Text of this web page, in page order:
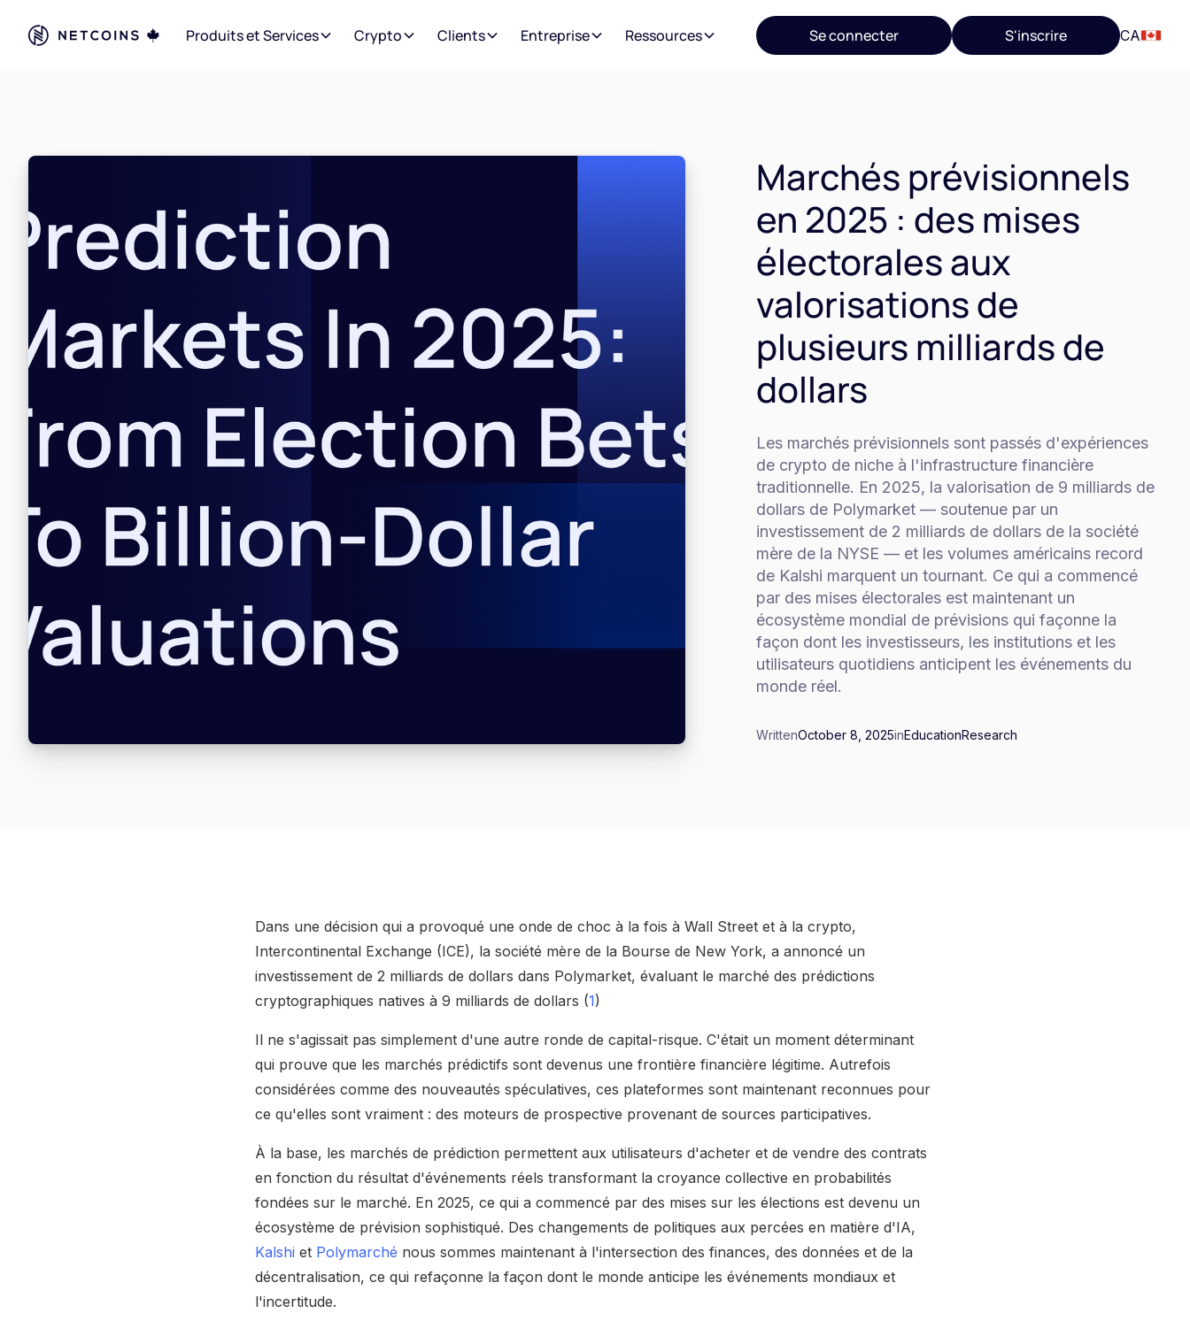
Produits et Services Crypto Clients Entreprise Ressources Se connecter S'inscrire CA
Marchés prévisionnels
en 2025 : des mises
électorales aux
valorisations de
plusieurs milliards de
dollars
Les marchés prévisionnels sont passés d'expériences
de crypto de niche à l'infrastructure financière
traditionnelle. En 2025, la valorisation de 9 milliards de
dollars de Polymarket — soutenue par un
investissement de 2 milliards de dollars de la société
mère de la NYSE — et les volumes américains record
de Kalshi marquent un tournant. Ce qui a commencé
par des mises électorales est maintenant un
écosystème mondial de prévisions qui façonne la
façon dont les investisseurs, les institutions et les
utilisateurs quotidiens anticipent les événements du
monde réel.
WrittenOctober 8, 2025inEducationResearch
Dans une décision qui a provoqué une onde de choc à la fois à Wall Street et à la crypto,
Intercontinental Exchange (ICE), la société mère de la Bourse de New York, a annoncé un
investissement de 2 milliards de dollars dans Polymarket, évaluant le marché des prédictions
cryptographiques natives à 9 milliards de dollars (1)
Il ne s'agissait pas simplement d'une autre ronde de capital-risque. C'était un moment déterminant
qui prouve que les marchés prédictifs sont devenus une frontière financière légitime. Autrefois
considérées comme des nouveautés spéculatives, ces plateformes sont maintenant reconnues pour
ce qu'elles sont vraiment : des moteurs de prospective provenant de sources participatives.
À la base, les marchés de prédiction permettent aux utilisateurs d'acheter et de vendre des contrats
en fonction du résultat d'événements réels transformant la croyance collective en probabilités
fondées sur le marché. En 2025, ce qui a commencé par des mises sur les élections est devenu un
écosystème de prévision sophistiqué. Des changements de politiques aux percées en matière d'IA,
Kalshi et Polymarché nous sommes maintenant à l'intersection des finances, des données et de la
décentralisation, ce qui refaçonne la façon dont le monde anticipe les événements mondiaux et
l'incertitude.